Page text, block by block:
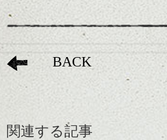
BACK
関連する記事